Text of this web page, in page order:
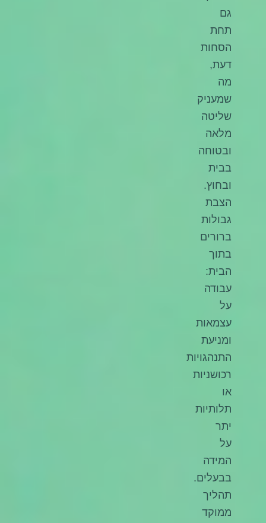
גם
תחת
הסחות
דעת,
מה
שמעניק
שליטה
מלאה
ובטוחה
בבית
ובחוץ.
הצבת
גבולות
ברורים
בתוך
הבית:
עבודה
על
עצמאות
ומניעת
התנהגויות
רכושניות
או
תלותיות
יתר
על
המידה
בבעלים.
תהליך
ממוקד